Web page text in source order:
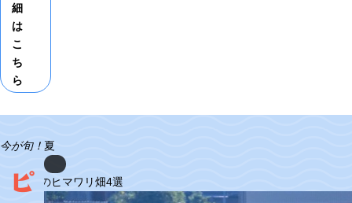
細
は
こ
ち
ら
今が旬！
ピ
夏
Previous
き福井のヒマワリ畑4選